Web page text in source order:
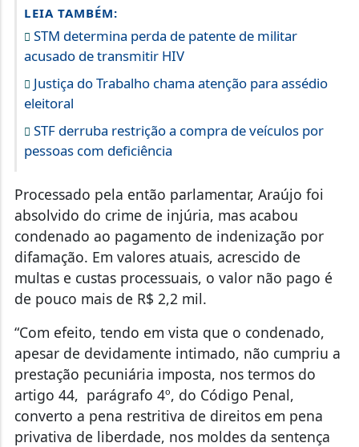
LEIA TAMBÉM:
STM determina perda de patente de militar
acusado de transmitir HIV
Justiça do Trabalho chama atenção para assédio
eleitoral
STF derruba restrição a compra de veículos por
pessoas com deficiência
Processado pela então parlamentar, Araújo foi
absolvido do crime de injúria, mas acabou
condenado ao pagamento de indenização por
difamação. Em valores atuais, acrescido de
multas e custas processuais, o valor não pago é
de pouco mais de R$ 2,2 mil.
“Com efeito, tendo em vista que o condenado,
apesar de devidamente intimado, não cumpriu a
prestação pecuniária imposta, nos termos do
artigo 44, parágrafo 4º, do Código Penal,
converto a pena restritiva de direitos em pena
privativa de liberdade, nos moldes da sentença